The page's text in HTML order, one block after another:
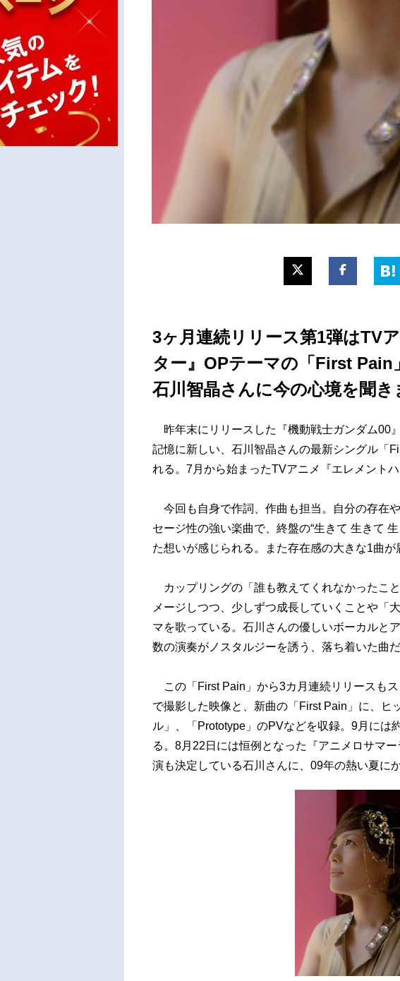
3ヶ月連続リリース第1弾はTV
ター』OPテーマの「First Pain
石川智晶さんに今の心境を聞き
昨年末にリリースした『機動戦士ガンダム00
記憶に新しい、石川智晶さんの最新シングル「
れる。7月から始まったTVアニメ『エレメント
今回も自身で作詞、作曲も担当。自分の存在
セージ性の強い楽曲で、終盤の“生きて 生きて
た想いが感じられる。また存在感の大きな1曲が
カップリングの「誰も教えてくれなかったこ
メージしつつ、少しずつ成長していくことや「
マを歌っている。石川さんの優しいボーカルと
数の演奏がノスタルジーを誘う、落ち着いた曲だ
この「First Pain」から3カ月連続リリースも
で撮影した映像と、新曲の「First Pain」に、ヒ
ル」、「Prototype」のPVなどを収録。9月には
る。8月22日には恒例となった『アニメロサマ
演も決定している石川さんに、09年の熱い夏に
TVア